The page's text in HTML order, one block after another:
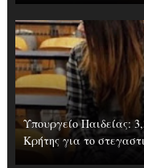
Υπουργείο Παιδείας:
Κρήτης για το